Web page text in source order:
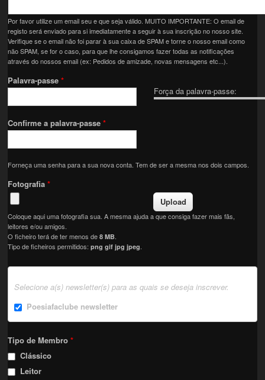
Por favor utilize um email seu e que seja válido. MUITO IMPORTANTE: O email de
registo será enviado para si imediatamente a seguir à sua inscrição no nosso site.
Verifique se o email não foi parar à sua caixa de SPAM e torne o nosso email como
não SPAM, se for o caso, para que lhe consigamos fazer todas as notificações
através do nossos email (ex: Pedidos de amizade, novas mensagens etc...).
Força da palavra-passe:
Palavra-passe*
Confirme a palavra-passe*
Forneça uma senha para a sua nova conta. Tem de ser a mesma nos dois campos.
Fotografia*
Coloque aqui uma fotografia sua. A mesma ajuda a que consiga fazer mais fãs,
leitores e/ou amigos.
O ficheiro terá de ter menos de8 MB
Tipo de ficheiros permitidos:png gif jpg jpeg
Selecione a(s) newsletter(s) para as quais se deseja inscrever.
Poesiafaclube newsletter
Tipo de Membro*
Clássico
Leitor